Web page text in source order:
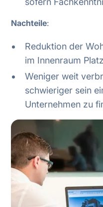
Nachteile:
Reduktion der
im Innenraum
Weniger weit
schwieriger sein
Unternehmen zu